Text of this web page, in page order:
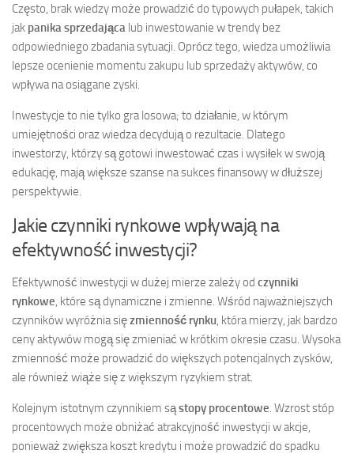
Często, brak wiedzy może prowadzić do typowych pułapek, takich
jak panika sprzedająca lub inwestowanie w trendy bez
odpowiedniego zbadania sytuacji. Oprócz tego, wiedza umożliwia
lepsze ocenienie momentu zakupu lub sprzedaży aktywów, co
wpływa na osiągane zyski.
Inwestycje to nie tylko gra losowa; to działanie, w którym
umiejętności oraz wiedza decydują o rezultacie. Dlatego
inwestorzy, którzy są gotowi inwestować czas i wysiłek w swoją
edukację, mają większe szanse na sukces finansowy w dłuższej
perspektywie.
Jakie czynniki rynkowe wpływają na
efektywność inwestycji?
Efektywność inwestycji w dużej mierze zależy od czynniki
rynkowe, które są dynamiczne i zmienne. Wśród najważniejszych
czynników wyróżnia sięzmienność rynku, która mierzy, jak bardzo
ceny aktywów mogą się zmieniać w krótkim okresie czasu. Wysoka
zmienność może prowadzić do większych potencjalnych zysków,
ale również wiąże się z większym ryzykiem strat.
Kolejnym istotnym czynnikiem sąstopy procentowe. Wzrost stóp
procentowych może obniżać atrakcyjność inwestycji w akcje,
ponieważ zwiększa koszt kredytu i może prowadzić do spadku